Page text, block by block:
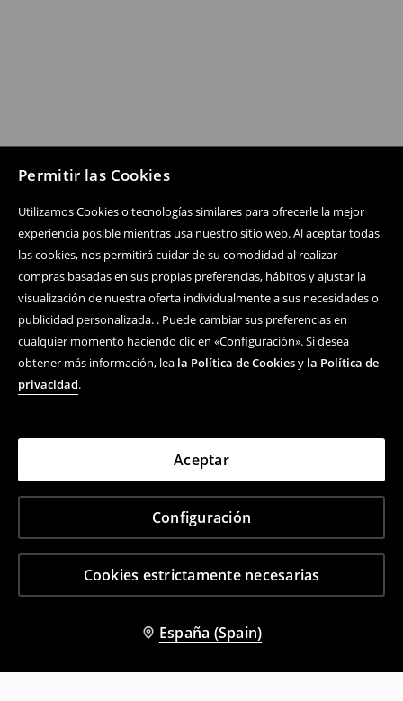
Permitir las Cookies
Utilizamos Cookies o tecnologías similares para ofrecerle la mejor
experiencia posible mientras usa nuestro sitio web. Al aceptar todas
las cookies, nos permitirá cuidar de su comodidad al realizar
compras basadas en sus propias preferencias, hábitos y ajustar la
visualización de nuestra oferta individualmente a sus necesidades o
publicidad personalizada. . Puede cambiar sus preferencias en
cualquier momento haciendo clic en «Configuración». Si desea
obtener más información, lea la Política de Cookiesy la Política de
privacidad.
Cookies estrictamente necesarias
Configuración
Aceptar
España (Spain)